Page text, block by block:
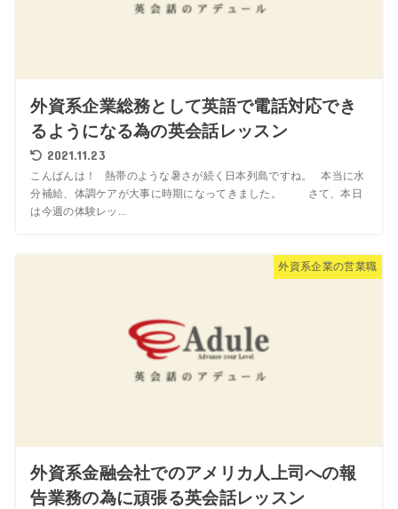
外資系企業総務として英語で電話対応でき
るようになる為の英会話レッスン
2021.11.23
こんばんは！ 熱帯のような暑さが続く日本列島ですね。 本当に水
分補給、体調ケアが大事に時期になってきました。 さて、本日
は今週の体験レッ...
外資系企業の営業職
外資系金融会社でのアメリカ人上司への報
告業務の為に頑張る英会話レッスン